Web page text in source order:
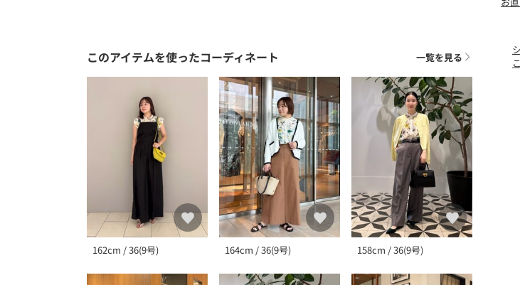
このアイテムを使ったコーディネート 一覧を見る
162cm / 36(9号) 164cm / 36(9号) 158cm / 36(9号)